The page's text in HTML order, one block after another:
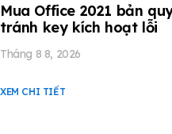
Mua Office 2021 bản
tránh key kích hoạt lỗi
Tháng 8 8, 2026
XEM CHI TIẾT